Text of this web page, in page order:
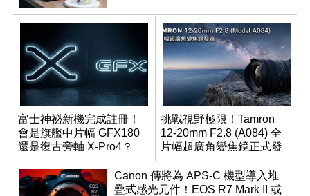
富士神祕新機完成註冊！
會是旗艦中片幅 GFX180
還是復古旁軸 X-Pro4？
挑戰視野極限！Tamron
12-20mm F2.8 (A084) 全
片幅超廣角變焦鏡正式發
表
Canon 傳將為 APS-C 機型導入堆
疊式感光元件！EOS R7 Mark II 或